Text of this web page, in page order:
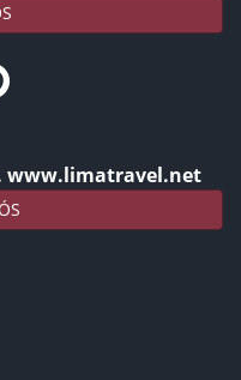
www.limatravel.net